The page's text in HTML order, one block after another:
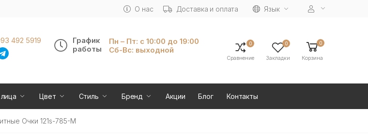
О нас Доставка и оплата Язык
492 5919
График
работы
Пн – Пт: с 10:00 до 19:00
Сб-Вс: выходной
0
Сравнение
0
Закладки
0
Корзина
Цвет Стиль Бренд Акции Блог Контакты
Очки 121s-785-M